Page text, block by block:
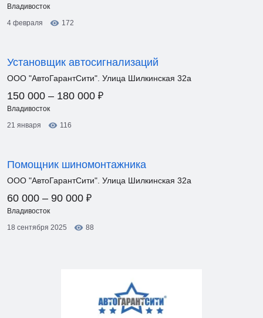
Владивосток
4 февраля
172
Установщик автосигнализаций
ООО "АвтоГарантСити". Улица Шилкинская 32а
150 000 – 180 000 ₽
Владивосток
21 января
116
Помощник шиномонтажника
ООО "АвтоГарантСити". Улица Шилкинская 32а
60 000 – 90 000 ₽
Владивосток
18 сентября 2025
88